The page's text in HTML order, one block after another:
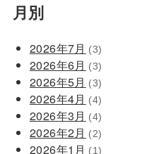
月別
2026年7月 (3)
2026年6月 (3)
2026年5月 (3)
2026年4月 (4)
2026年3月 (4)
2026年2月 (2)
2026年1月 (1)